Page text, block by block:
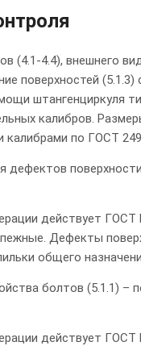
(4.1-4.4), внешнего
поверхностей (5.1.3)
штангенциркуля
калибров.
калибрами по ГОСТ
дефектов
действует
Дефекты
общего
болтов (5.1.1) –
действует ГОСТ